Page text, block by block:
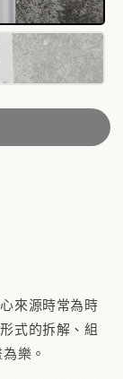
來源時常為時
式的拆解、組
樂。